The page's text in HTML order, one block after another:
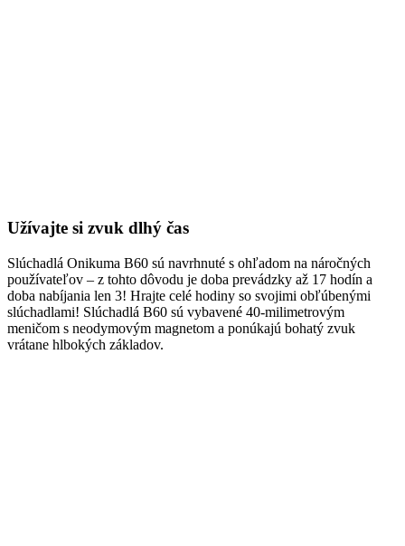
Užívajte si zvuk dlhý čas
Slúchadlá Onikuma B60 sú navrhnuté s ohľadom na náročných
používateľov – z tohto dôvodu je doba prevádzky až 17 hodín a
doba nabíjania len 3! Hrajte celé hodiny so svojimi obľúbenými
slúchadlami! Slúchadlá B60 sú vybavené 40-milimetrovým
meničom s neodymovým magnetom a ponúkajú bohatý zvuk
vrátane hlbokých základov.